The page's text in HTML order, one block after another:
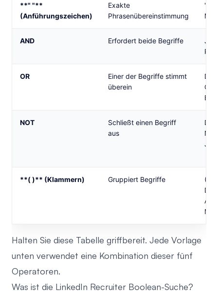
**" "**
(Anführungszeichen)
Exakte
Phrasenübereinstimmung
AND Erfordert beide Begriffe
OR
Einer der Begriffe stimmt
überein
OR
NOT
Schließt einen Begriff
aus
**( )** (Klammern) Gruppiert Begriffe
(VP
Halten Sie diese Tabelle griffbereit. Jede Vorlage
unten verwendet eine Kombination dieser fünf
Operatoren.
Was ist die LinkedIn Recruiter Boolean-Suche?